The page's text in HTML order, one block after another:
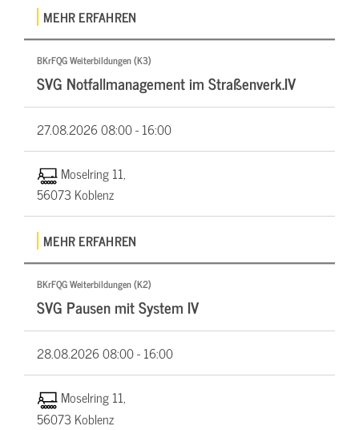
MEHR ERFAHREN
BKrFQG Weiterbildungen (K3)
SVG Notfallmanagement im Straßenverk.IV
27.08.202608:00 - 16:00
Moselring 11,
56073 Koblenz
MEHR ERFAHREN
BKrFQG Weiterbildungen (K2)
SVG Pausen mit System IV
28.08.202608:00 - 16:00
Moselring 11,
56073 Koblenz